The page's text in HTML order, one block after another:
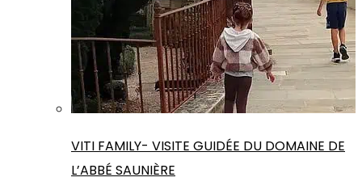
VITI FAMILY- VISITE GUIDÉE DU DOMAINE DE
L’ABBÉ SAUNIÈRE